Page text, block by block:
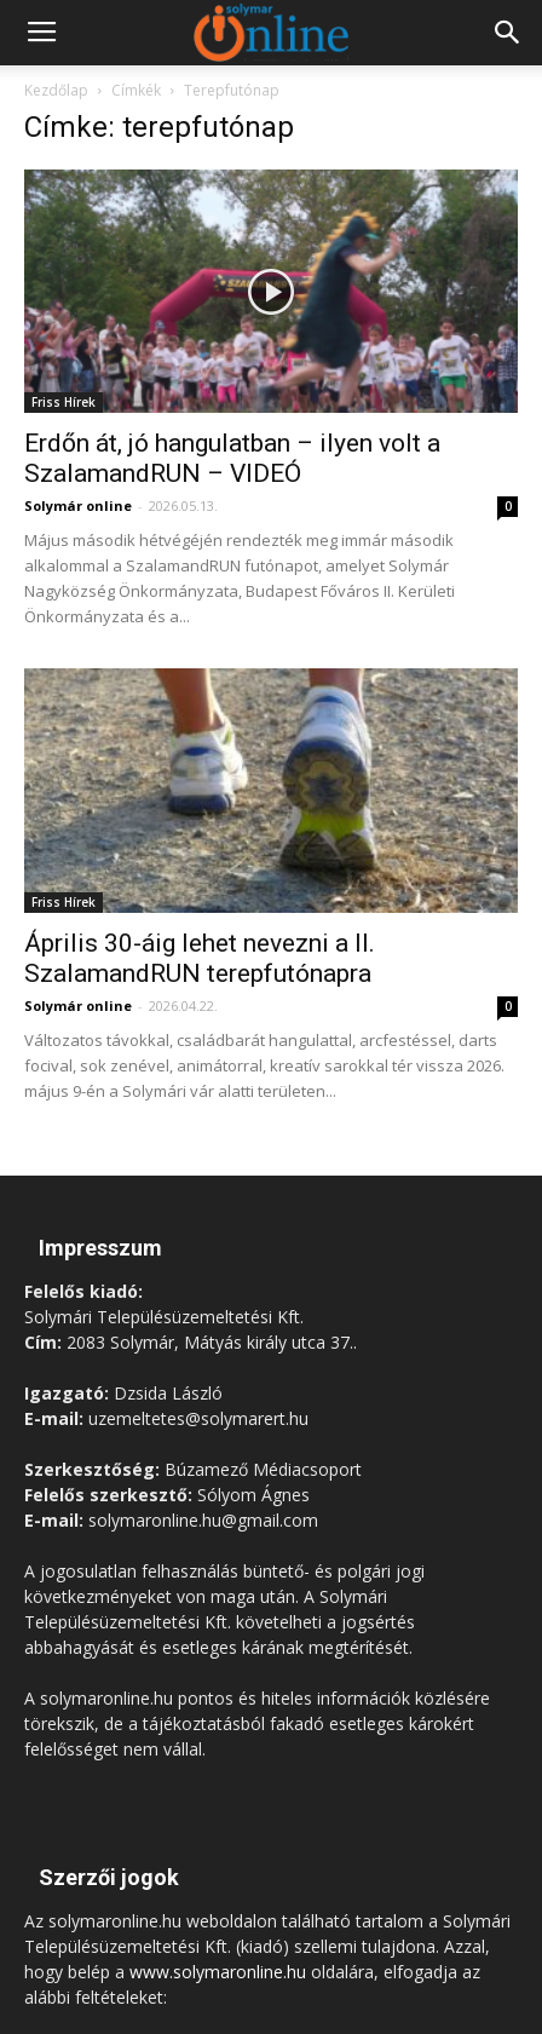
Kezdőlap Címkék Terepfutónap
Címke: terepfutónap
Friss Hírek
Erdőn át, jó hangulatban – ilyen volt a
SzalamandRUN – VIDEÓ
Solymár online - 2026.05.13. 0
Május második hétvégéjén rendezték meg immár második
alkalommal a SzalamandRUN futónapot, amelyet Solymár
Nagyközség Önkormányzata, Budapest Főváros II. Kerületi
Önkormányzata és a...
Friss Hírek
Április 30-áig lehet nevezni a II.
SzalamandRUN terepfutónapra
Solymár online - 2026.04.22. 0
Változatos távokkal, családbarát hangulattal, arcfestéssel, darts
focival, sok zenével, animátorral, kreatív sarokkal tér vissza 2026.
május 9-én a Solymári vár alatti területen...
Impresszum
Felelős kiadó:
Solymári Településüzemeltetési Kft.
Cím: 2083 Solymár, Mátyás király utca 37..
Igazgató: Dzsida László
E-mail: uzemeltetes@solymarert.hu
Szerkesztőség: Búzamező Médiacsoport
Felelős szerkesztő: Sólyom Ágnes
E-mail: solymaronline.hu@gmail.com
A jogosulatlan felhasználás büntető- és polgári jogi
következményeket von maga után. A Solymári
Településüzemeltetési Kft. követelheti a jogsértés
abbahagyását és esetleges kárának megtérítését.
A solymaronline.hu pontos és hiteles információk közlésére
törekszik, de a tájékoztatásból fakadó esetleges károkért
felelősséget nem vállal.
Szerzői jogok
Az solymaronline.hu weboldalon található tartalom a Solymári
Településüzemeltetési Kft. (kiadó) szellemi tulajdona. Azzal,
hogy belép a www.solymaronline.hu oldalára, elfogadja az
alábbi feltételeket: